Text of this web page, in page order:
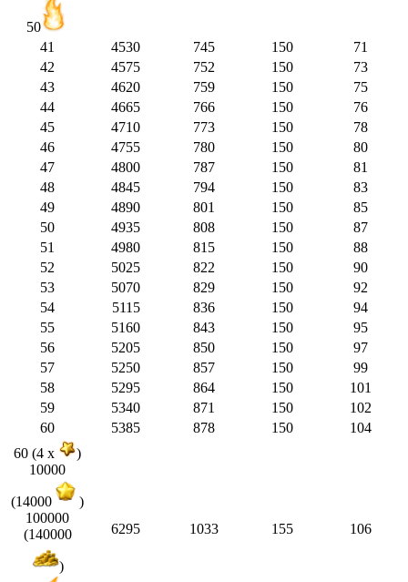
50
41 4530 745 150
71
42
4575 752 150
73
43
4620 759 150
75
44
4665 766 150
76
45
4710 773 150
78
46
4755 780 150
80
47
4800 787 150
81
48
4845 794 150
83
49
4890 801 150
85
50
4935 808 150
87
51
4980 815 150
88
52
5025 822 150
90
53
5070 829 150
92
54
5115 836 150
94
55
5160 843 150
95
56
5205 850 150
97
57
5250 857 150
99
58
5295 864 150
101
59
5340 871 150
102
60
5385 878 150
104
60 (4 x
)
10000
(14000
)
100000
(140000
)
6295 1033 155 106